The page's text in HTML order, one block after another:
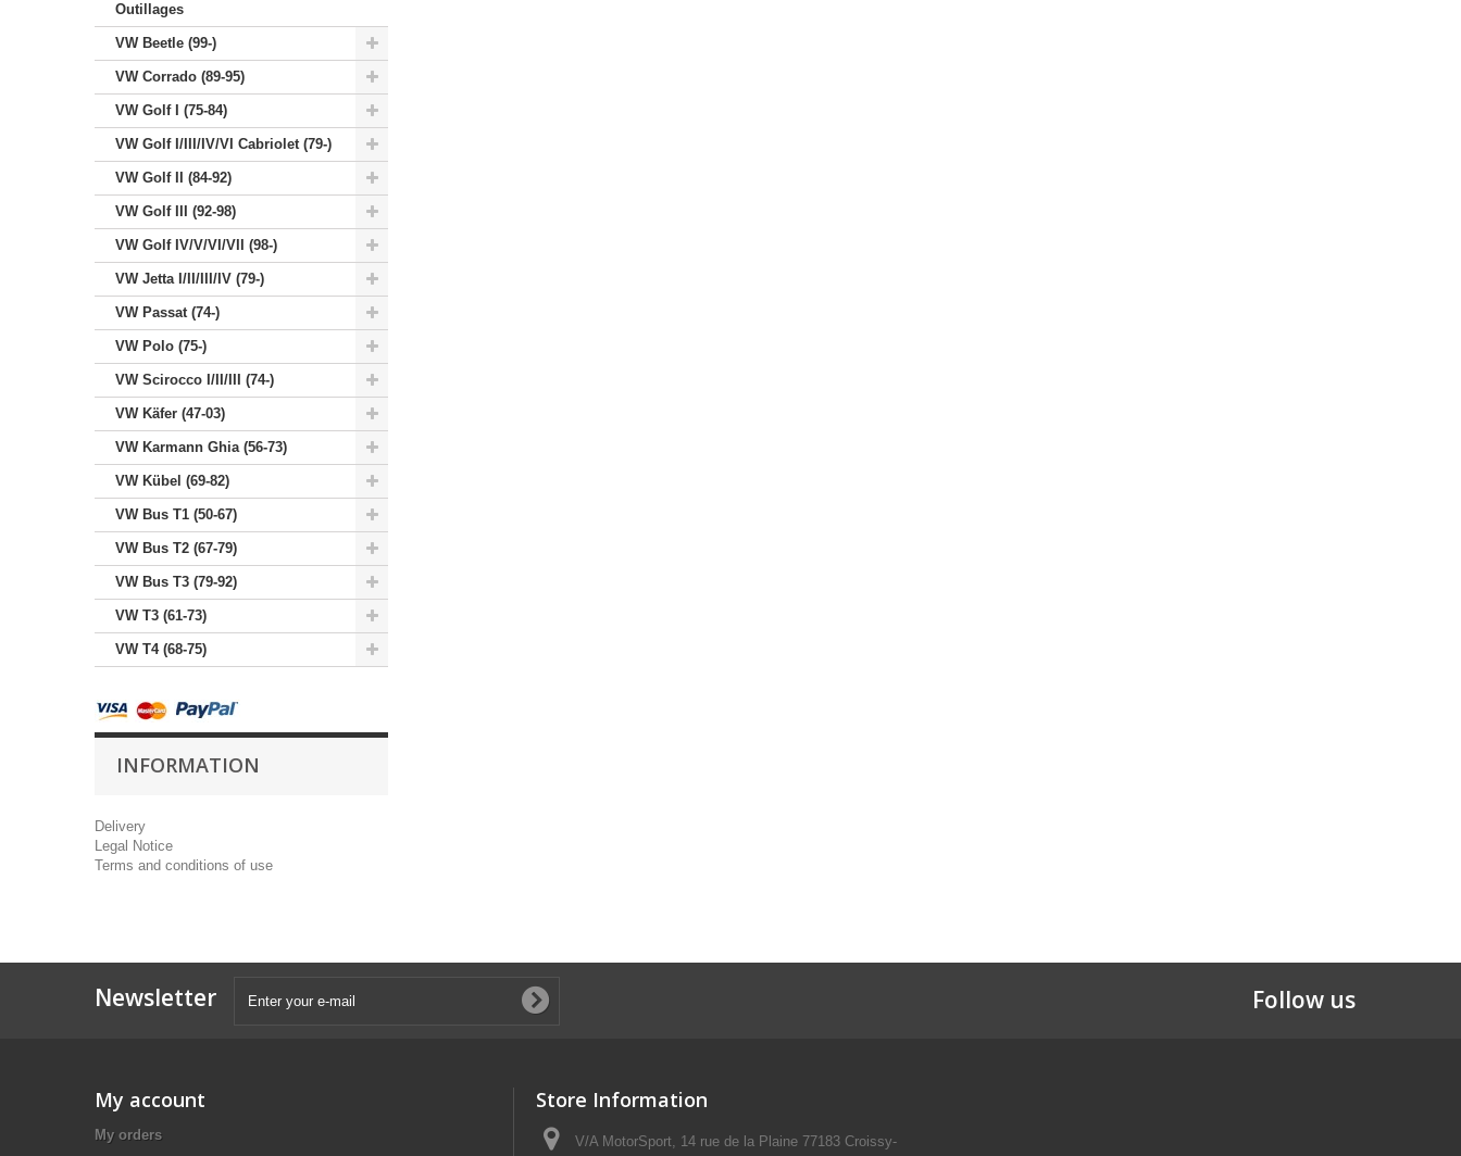
Outillages
VW Beetle (99-)
VW Corrado (89-95)
VW Golf I (75-84)
VW Golf I/III/IV/VI Cabriolet (79-)
VW Golf II (84-92)
VW Golf III (92-98)
VW Golf IV/V/VI/VII (98-)
VW Jetta I/II/III/IV (79-)
VW Passat (74-)
VW Polo (75-)
VW Scirocco I/II/III (74-)
VW Käfer (47-03)
VW Karmann Ghia (56-73)
VW Kübel (69-82)
VW Bus T1 (50-67)
VW Bus T2 (67-79)
VW Bus T3 (79-92)
VW T3 (61-73)
VW T4 (68-75)
INFORMATION
Delivery
Legal Notice
Terms and conditions of use
Newsletter Follow us
My account
My orders
Store Information
V/A MotorSport, 14 rue de la Plaine 77183 Croissy-